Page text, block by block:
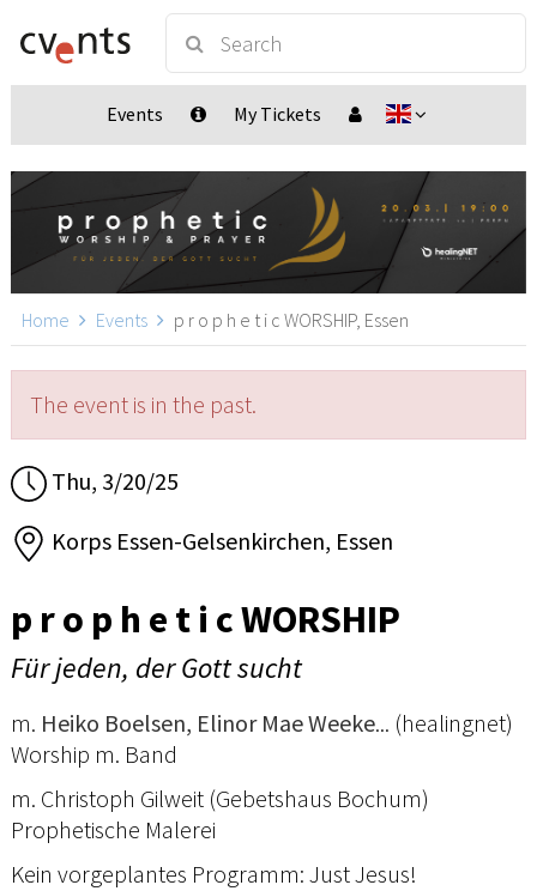
Events My Tickets
Home Events p r o p h e t i c WORSHIP, Essen
The event is in the past.
Thu, 3/20/25
Korps Essen-Gelsenkirchen, Essen
p r o p h e t i c WORSHIP
Für jeden, der Gott sucht
m. Heiko Boelsen, Elinor Mae Weeke... (healingnet)
Worship m. Band
m. Christoph Gilweit (Gebetshaus Bochum)
Prophetische Malerei
Kein vorgeplantes Programm: Just Jesus!